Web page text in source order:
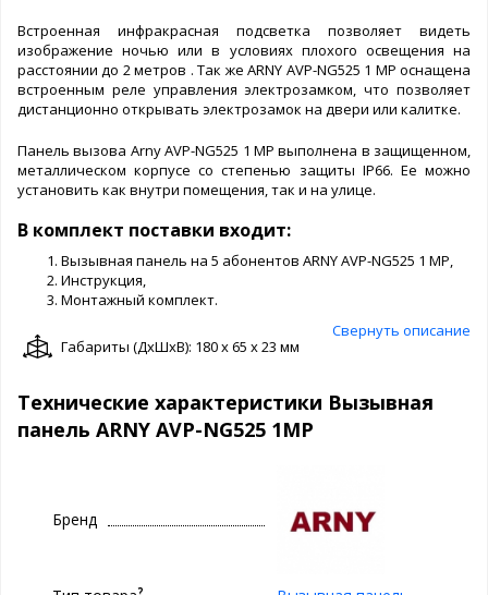
Встроенная инфракрасная подсветка позволяет видеть
изображение ночью или в условиях плохого освещения на
расстоянии до 2 метров . Так же ARNY AVP-NG525 1 МР оснащена
встроенным реле управления электрозамком, что позволяет
дистанционно открывать электрозамок на двери или калитке.
Панель вызова Arny AVP-NG525 1 МР выполнена в защищенном,
металлическом корпусе со степенью защиты IP66. Ее можно
установить как внутри помещения, так и на улице.
В комплект поставки входит:
Вызывная панель на 5 абонентов ARNY AVP-NG525 1 МР,
Инструкция,
Монтажный комплект.
Свернуть описание
Габариты (ДxШxВ): 180 x 65 x 23 мм
Технические характеристики Вызывная
панель ARNY AVP-NG525 1MP
Бренд
?